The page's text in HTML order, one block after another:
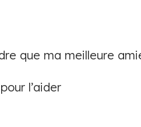
que ma meilleure
l’aider